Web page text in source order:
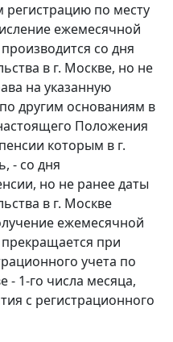
по месту
ежемесячной
со дня
в г. Москве, но не
на указанную
другим основаниям в
Положения
которым в г.
- со дня
но не ранее даты
в г. Москве
ежемесячной
при
учета по
- 1-го числа месяца,
с регистрационного